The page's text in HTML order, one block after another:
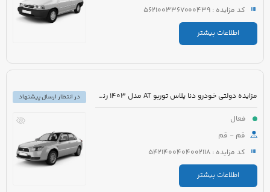
کد مزایده : 5621003367000439
اطلاعات بیشتر
مزایده دولتی خودرو دنا پلاس توربو AT مدل 1403 رنگ سفید روغنی
فعال
قم - قم
کد مزایده : 5421400404002118
اطلاعات بیشتر
در انتظار ارسال پیشنهاد